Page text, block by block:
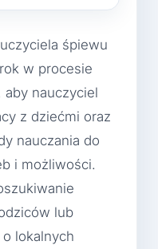
śpiewu
w procesie
aby nauczyciel
z dziećmi oraz
nauczania do
i możliwości.
lub
lokalnych